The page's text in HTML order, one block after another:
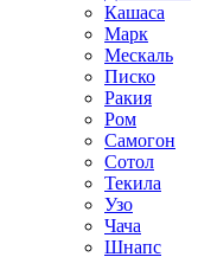
Кашаса
Марк
Мескаль
Писко
Ракия
Ром
Самогон
Сотол
Текила
Узо
Чача
Шнапс